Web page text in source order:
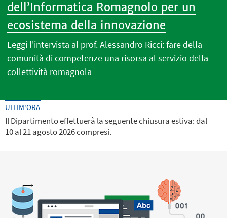
dell’Informatica Romagnolo per un
ecosistema della innovazione
Leggi l'intervista al prof. Alessandro Ricci: fare della
comunità di competenze una risorsa al servizio della
collettività romagnola
ULTIM'ORA
Il Dipartimento effettuerà la seguente chiusura estiva: dal
10 al 21 agosto 2026 compresi.